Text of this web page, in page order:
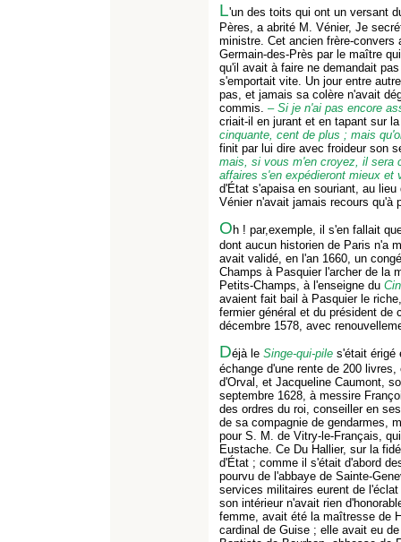
L'un des toits qui ont un versant
Pères, a abrité M. Vénier, Je
ministre. Cet ancien frère-convers
Germain-des-Près par le maître
qu'il avait à faire ne demandait
s'emportait vite. Un jour entre
pas, et jamais sa colère n'avait
commis. – Si je n'ai pas encore
criait-il en jurant et en tapant sur
cinquante, cent de plus ; mais
finit par lui dire avec froideur son
mais, si vous m'en croyez, il sera
affaires s'en expédieront mieux
d'État s'apaisa en souriant, au
Vénier n'avait jamais recours qu'à
O h ! par,exemple, il s'en fallait
dont aucun historien de Paris n'a
avait validé, en l'an 1660, un
Champs à Pasquier l'archer de la
Petits-Champs, à l'enseigne du
avaient fait bail à Pasquier le
fermier général et du président de
décembre 1578, avec
Déjà le Singe-qui-piles'était érigé
échange d'une rente de 200
d'Orval, et Jacqueline Caumont,
septembre 1628, à messire
des ordres du roi, conseiller en
de sa compagnie de gendarmes,
pour S. M. de Vitry-le-Français,
Eustache. Ce Du Hallier, sur la
d'État ; comme il s'était d'abord
pourvu de l'abbaye de Sainte-
services militaires eurent de
son intérieur n'avait rien
femme, avait été la maîtresse de
cardinal de Guise ; elle avait eu